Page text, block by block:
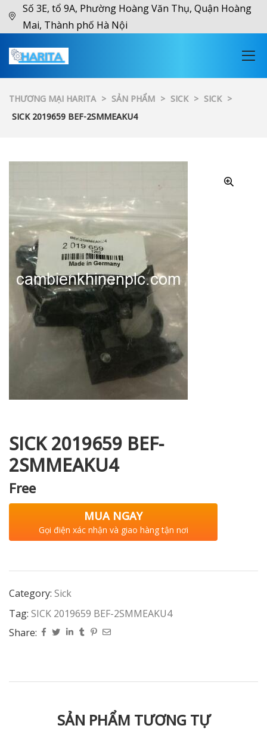
Số 3E, tổ 9A, Phường Hoàng Văn Thụ, Quận Hoàng
Mai, Thành phố Hà Nội
THƯƠNG MẠI HARITA > SẢN PHẨM > SICK > SICK >
SICK 2019659 BEF-2SMMEAKU4
SICK 2019659 BEF-
2SMMEAKU4
Free
MUA NGAY
Gọi điện xác nhận và giao hàng tận nơi
Category: Sick
Tag: SICK 2019659 BEF-2SMMEAKU4
Share:
SẢN PHẨM TƯƠNG TỰ